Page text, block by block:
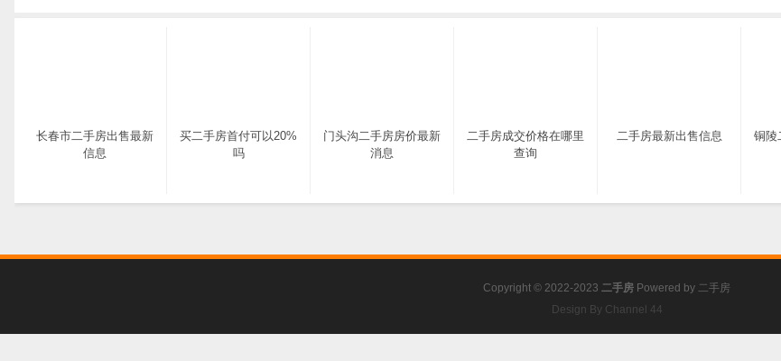
长春市二手房出售最新
信息
买二手房首付可以20%
吗
门头沟二手房房价最新
消息
二手房成交价格在哪里
查询
二手房最新出售信息
铜陵
Copyright © 2022-2023 二手房 Powered by 二手房
Design By Channel 44